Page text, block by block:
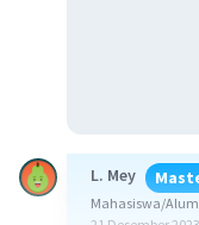
L. Mey
Mahasiswa/